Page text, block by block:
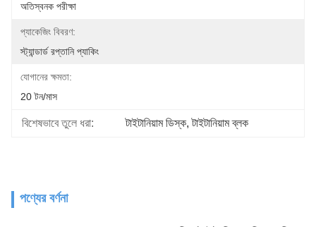
অতিস্বনক পরীক্ষা
প্যাকেজিং বিবরণ:
স্ট্যান্ডার্ড রপ্তানি প্যাকিং
যোগানের ক্ষমতা:
20 টন/মাস
বিশেষভাবে তুলে ধরা: টাইটানিয়াম ডিস্ক, টাইটানিয়াম ব্লক
পণ্যের বর্ণনা